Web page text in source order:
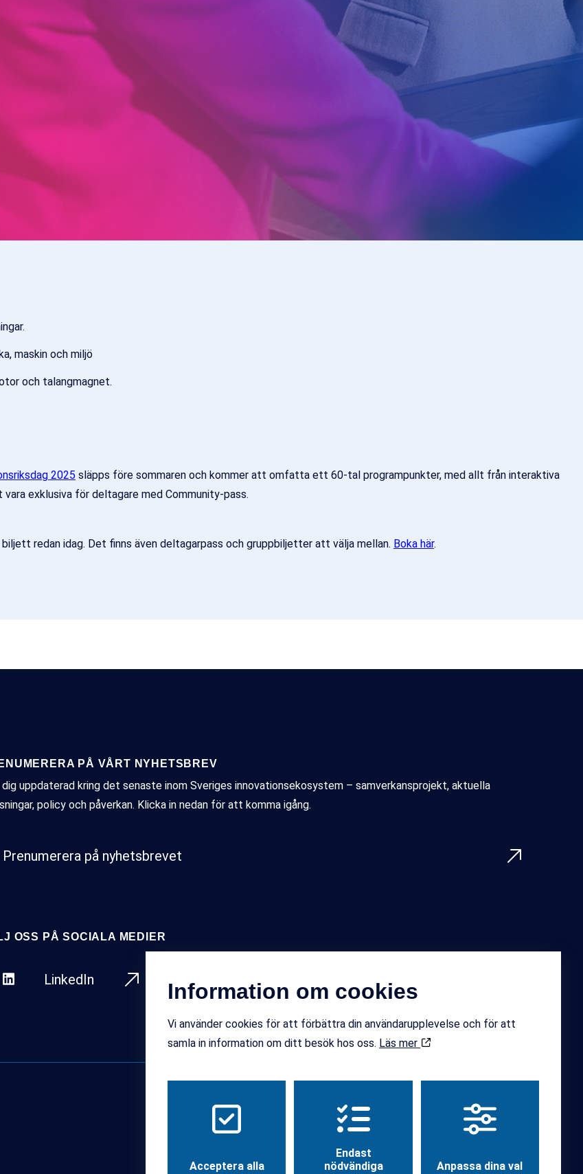
maskin och miljö
och talangmagnet.
2025 släpps före sommaren och kommer att omfatta ett 60-tal programpunkter, med allt från interaktiva
exklusiva för deltagare med Community-pass.
biljett redan idag. Det finns även deltagarpass och gruppbiljetter att välja mellan. Boka här.
PÅ VÅRT NYHETSBREV
dig uppdaterad kring det senaste inom Sveriges innovationsekosystem – samverkansprojekt, aktuella
policy och påverkan. Klicka in nedan för att komma igång.
Prenumerera på nyhetsbrevet
OSS PÅ SOCIALA MEDIER
LinkedIn Facebook
Design och kod av
Information om cookies
Vi använder cookies för att förbättra din användarupplevelse och för att
samla in information om ditt besök hos oss. Läs mer
Acceptera alla
Endast
nödvändiga
Anpassa dina val